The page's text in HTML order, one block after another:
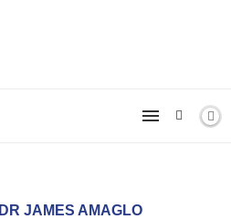
DR JAMES AMAGLO